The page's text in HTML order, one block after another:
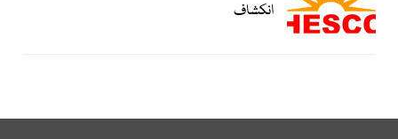
انکشاف